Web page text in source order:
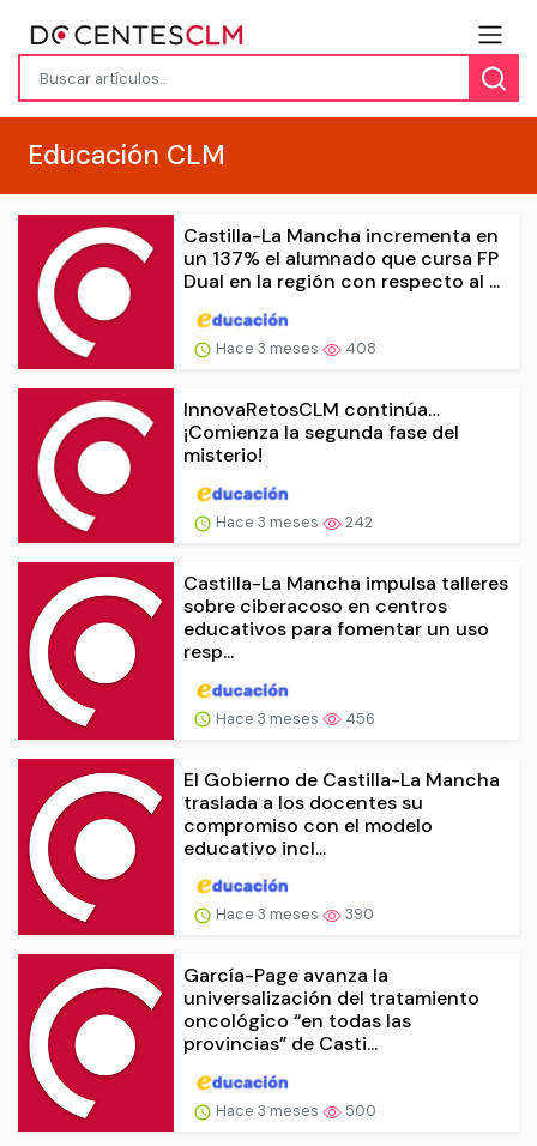
Educación CLM
Castilla-La Mancha incrementa en
un 137% el alumnado que cursa FP
Dual en la región con respecto al ...
Hace 3 meses 408
InnovaRetosCLM continúa…
¡Comienza la segunda fase del
misterio!
Hace 3 meses 242
Castilla-La Mancha impulsa talleres
sobre ciberacoso en centros
educativos para fomentar un uso
resp...
Hace 3 meses 456
El Gobierno de Castilla-La Mancha
traslada a los docentes su
compromiso con el modelo
educativo incl...
Hace 3 meses 390
García-Page avanza la
universalización del tratamiento
oncológico “en todas las
provincias” de Casti...
Hace 3 meses 500